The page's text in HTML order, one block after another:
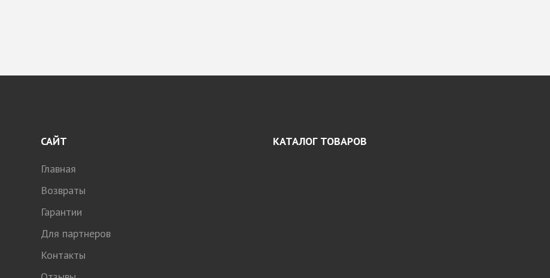
САЙТ
Главная
Возвраты
Гарантии
Для партнеров
Контакты
КАТАЛОГ ТОВАРОВ